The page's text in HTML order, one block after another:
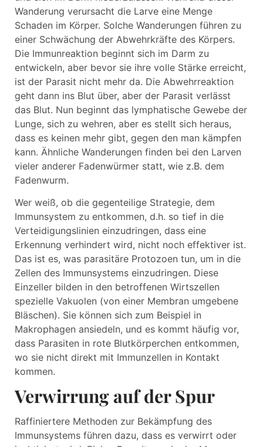
Wanderung verursacht die Larve eine Menge
Schaden im Körper. Solche Wanderungen führen zu
einer Schwächung der Abwehrkräfte des Körpers.
Die Immunreaktion beginnt sich im Darm zu
entwickeln, aber bevor sie ihre volle Stärke erreicht,
ist der Parasit nicht mehr da. Die Abwehrreaktion
geht dann ins Blut über, aber der Parasit verlässt
das Blut. Nun beginnt das lymphatische Gewebe der
Lunge, sich zu wehren, aber es stellt sich heraus,
dass es keinen mehr gibt, gegen den man kämpfen
kann. Ähnliche Wanderungen finden bei den Larven
vieler anderer Fadenwürmer statt, wie z.B. dem
Fadenwurm.
Wer weiß, ob die gegenteilige Strategie, dem
Immunsystem zu entkommen, d.h. so tief in die
Verteidigungslinien einzudringen, dass eine
Erkennung verhindert wird, nicht noch effektiver ist.
Das ist es, was parasitäre Protozoen tun, um in die
Zellen des Immunsystems einzudringen. Diese
Einzeller bilden in den betroffenen Wirtszellen
spezielle Vakuolen (von einer Membran umgebene
Bläschen). Sie können sich zum Beispiel in
Makrophagen ansiedeln, und es kommt häufig vor,
dass Parasiten in rote Blutkörperchen entkommen,
wo sie nicht direkt mit Immunzellen in Kontakt
kommen.
Verwirrung auf der Spur
Raffiniertere Methoden zur Bekämpfung des
Immunsystems führen dazu, dass es verwirrt oder